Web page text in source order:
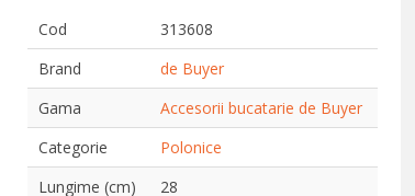
Cod
313608
Brand
de Buyer
Gama
Accesorii bucatarie de Buyer
Categorie
Polonice
Lungime (cm)
28